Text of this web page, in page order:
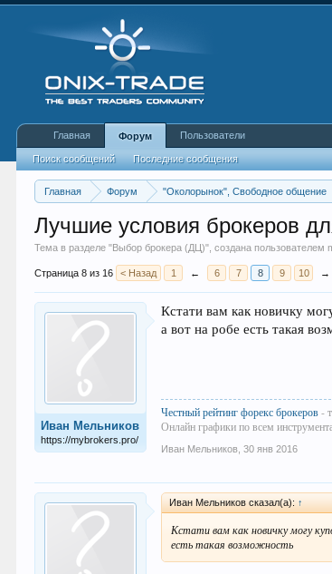
Главная Форум "Околорынок", Свободное общение
Лучшие условия брокеров
Тема в разделе "Выбор брокера (ДЦ)", создана пользователем
Страница 8 из 16 < Назад 1 ← 6 7 8 9 10 →
Иван Мельников
https://mybrokers.pro/
Кстати вам как новичку
а вот на робе есть такая
Честный рейтинг форекс брокеров-
Онлайн графики по всем
Иван Мельников 30 янв 2016
Иван Мельников сказал(а): ↑
Кстати вам как новичку могу
есть такая возможность
Главная Форум
Поиск сообщений Последние сообщения
Пользователи